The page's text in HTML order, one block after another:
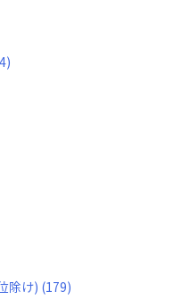
除け) (179)